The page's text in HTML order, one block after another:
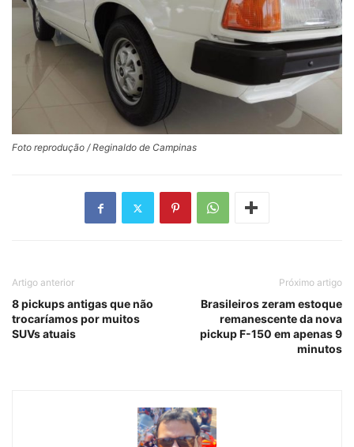
Foto reprodução / Reginaldo de Campinas
Artigo anterior
8 pickups antigas que não
trocaríamos por muitos
SUVs atuais
Próximo artigo
Brasileiros zeram estoque
remanescente da nova
pickup F-150 em apenas 9
minutos